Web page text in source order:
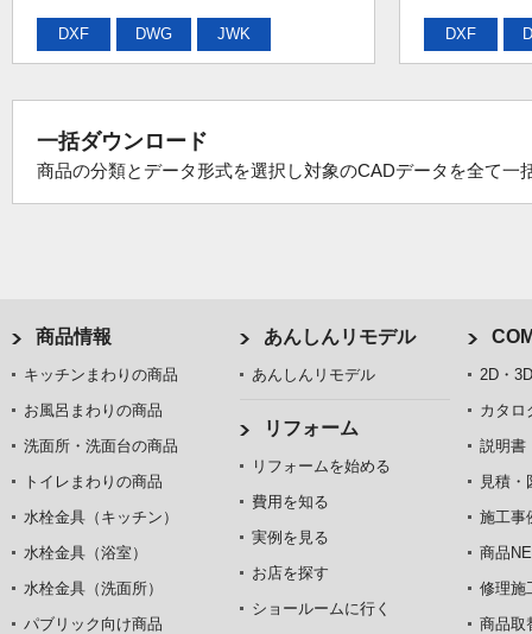
DXF DWG JWK DXF
一括ダウンロード
商品の分類とデータ形式を選択し対象のCADデータを全て一
商品情報
キッチンまわりの商品
お風呂まわりの商品
洗面所・洗面台の商品
トイレまわりの商品
水栓金具（キッチン）
水栓金具（浴室）
水栓金具（洗面所）
パブリック向け商品
あんしんリモデル
あんしんリモデル
リフォーム
リフォームを始める
費用を知る
実例を見る
お店を探す
ショールームに行く
2D・
カタロ
説明書
見積・
施工事
商品
修理施
商品取